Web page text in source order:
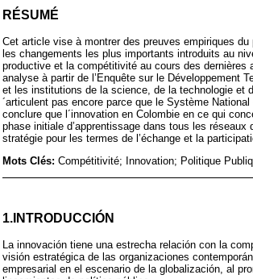
RÉSUMÉ
Cet article vise à montrer des preuves empiriques
les changements les plus importants introduits au
productive et la compétitivité au cours des
analyse à partir de l’Enquête sur le Développement
et les institutions de la science, de la technologie et
´articulent pas encore parce que le Système
conclure que l´innovation en Colombie en ce qui
phase initiale d’apprentissage dans tous les
stratégie pour les termes de l’échange et la
Mots Clés: Compétitivité; Innovation; Politique
1.INTRODUCCIÓN
La innovación tiene una estrecha relación con la
visión estratégica de las organizaciones
empresarial en el escenario de la globalización, al